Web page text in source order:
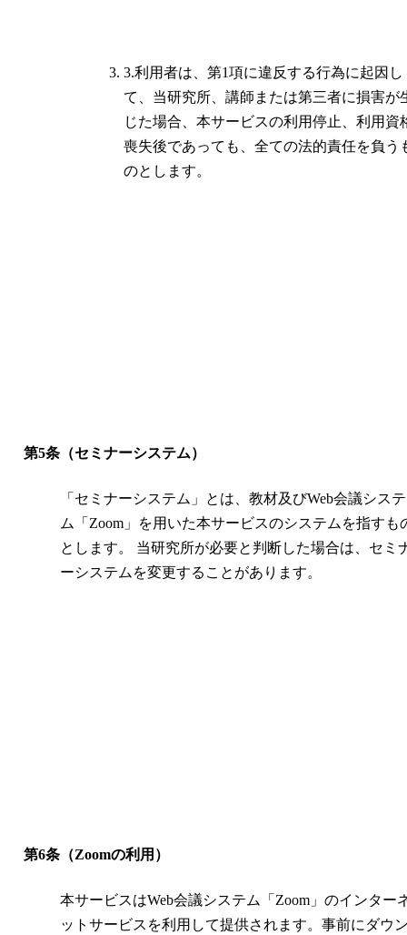
3.利用者は、第1項に違反する行為に起因し
て、当研究所、講師または第三者に損害が
じた場合、本サービスの利用停止、利用資
喪失後であっても、全ての法的責任を負う
のとします。
第5条（セミナーシステム）
「セミナーシステム」とは、教材及びWeb会議システ
ム「Zoom」を用いた本サービスのシステムを指すも
とします。 当研究所が必要と判断した場合は、セミ
ーシステムを変更することがあります。
第6条（Zoomの利用）
本サービスはWeb会議システム「Zoom」のインター
ットサービスを利用して提供されます。事前にダウ